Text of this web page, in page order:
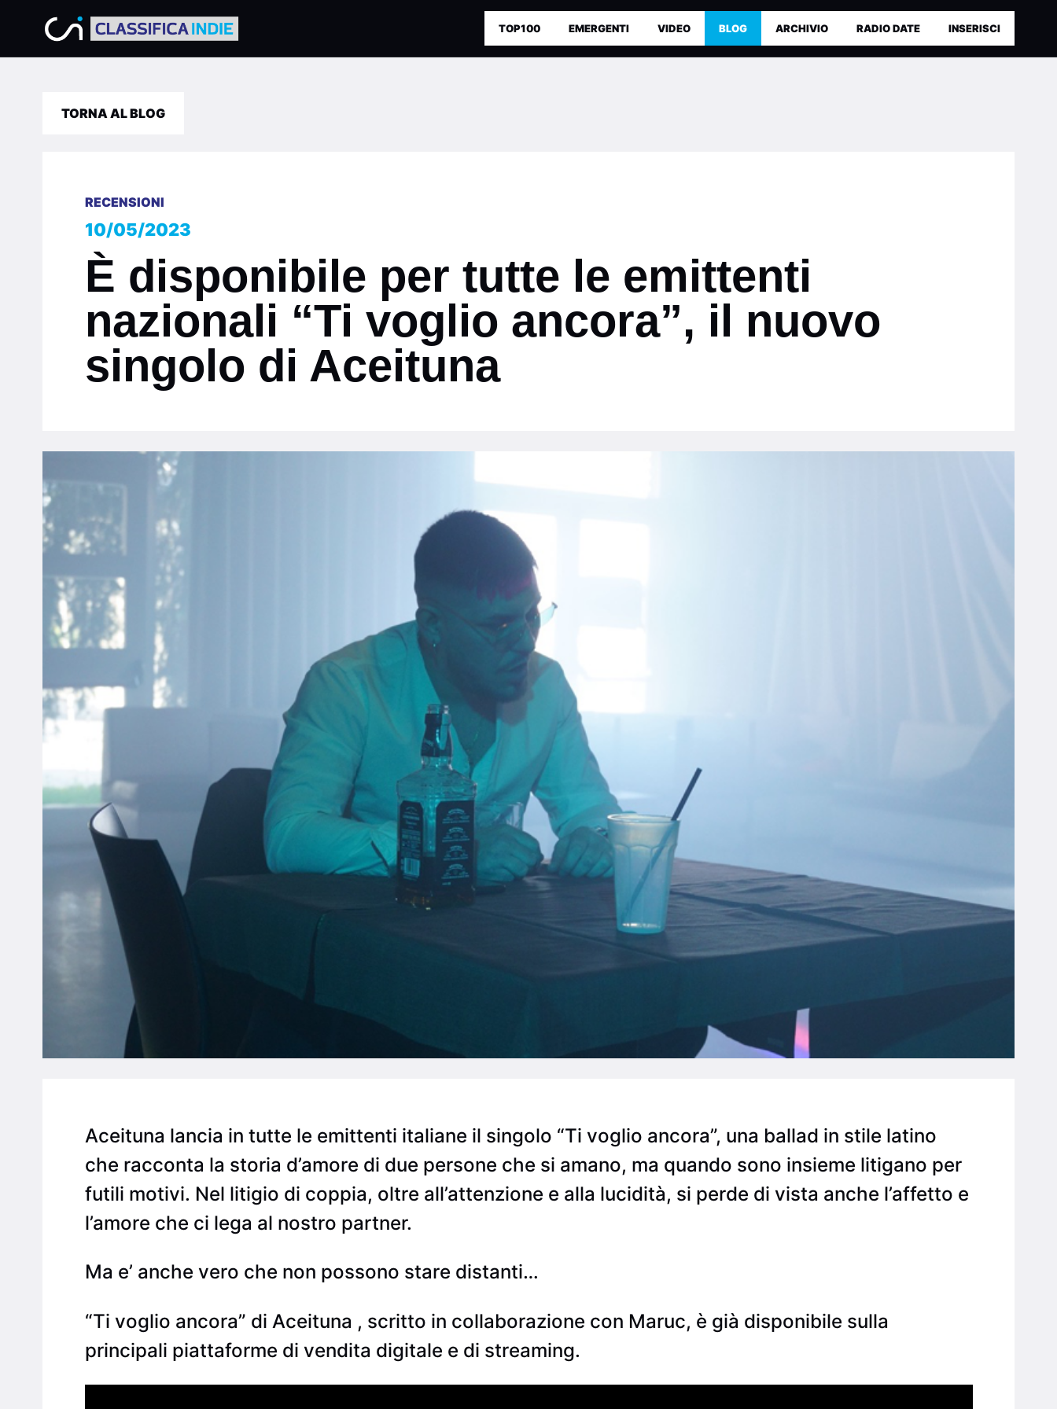
TOP100 EMERGENTI VIDEO BLOG ARCHIVIO RADIO DATE INSERISCI
TORNA AL BLOG
RECENSIONI
10/05/2023
È disponibile per tutte le emittenti
nazionali “Ti voglio ancora”, il nuovo
singolo di Aceituna
Aceituna lancia in tutte le emittenti italiane il singolo “Ti voglio ancora”, una ballad in stile latino
che racconta la storia d’amore di due persone che si amano, ma quando sono insieme litigano per
futili motivi. Nel litigio di coppia, oltre all’attenzione e alla lucidità, si perde di vista anche l’affetto e
l’amore che ci lega al nostro partner.
Ma e’ anche vero che non possono stare distanti…
“Ti voglio ancora” di Aceituna , scritto in collaborazione con Maruc, è già disponibile sulla
principali piattaforme di vendita digitale e di streaming.